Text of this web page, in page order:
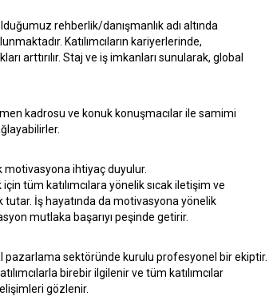
rehberlik/danışmanlık adı altında
Katılımcıların kariyerlerinde,
arttırılır. Staj ve iş imkanları sunularak, global
kadrosu ve konuk konuşmacılar ile samimi
ihtiyaç duyulur.
tüm katılımcılara yönelik sıcak iletişim ve
İş hayatında da motivasyona yönelik
mutlaka başarıyı peşinde getirir.
sektöründe kurulu profesyonel bir ekiptir.
birebir ilgilenir ve tüm katılımcılar
gözlenir.